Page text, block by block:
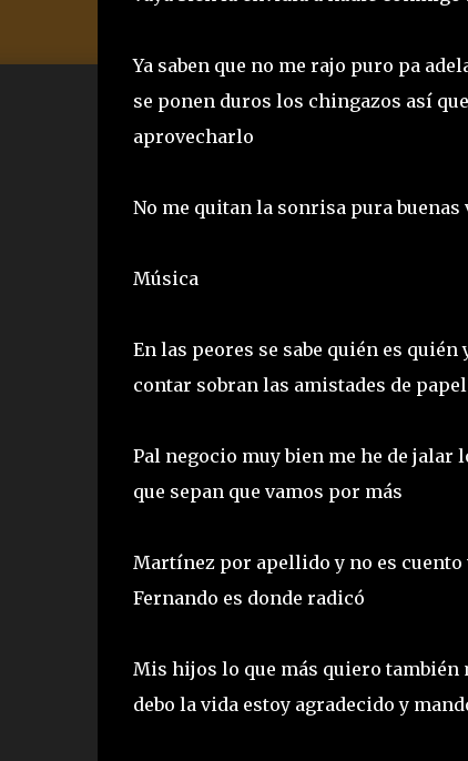
Ya saben que no me rajo puro pa
se ponen duros los chingazos así
aprovecharlo
No me quitan la sonrisa pura
Música
En las peores se sabe quién es
contar sobran las amistades de papel
Pal negocio muy bien me he de
que sepan que vamos por más
Martínez por apellido y no es cuento
Fernando es donde radicó
Mis hijos lo que más quiero
debo la vida estoy agradecido y